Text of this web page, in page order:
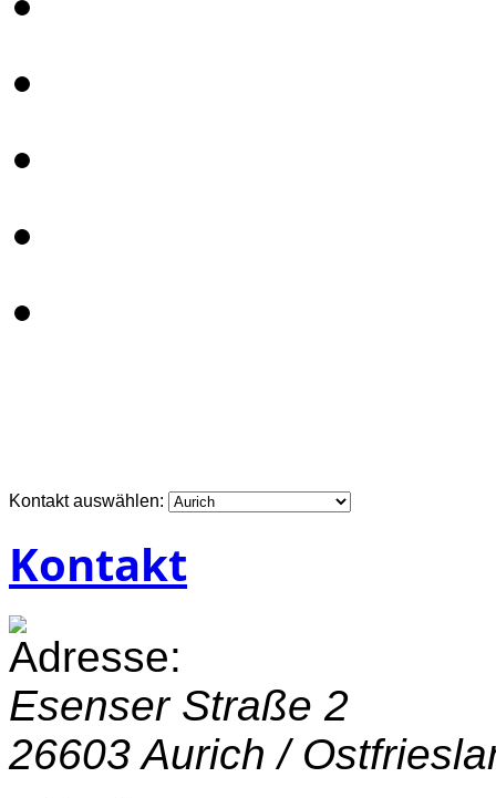
Kontakt auswählen:
Kontakt
Esenser Straße 2
26603 Aurich /